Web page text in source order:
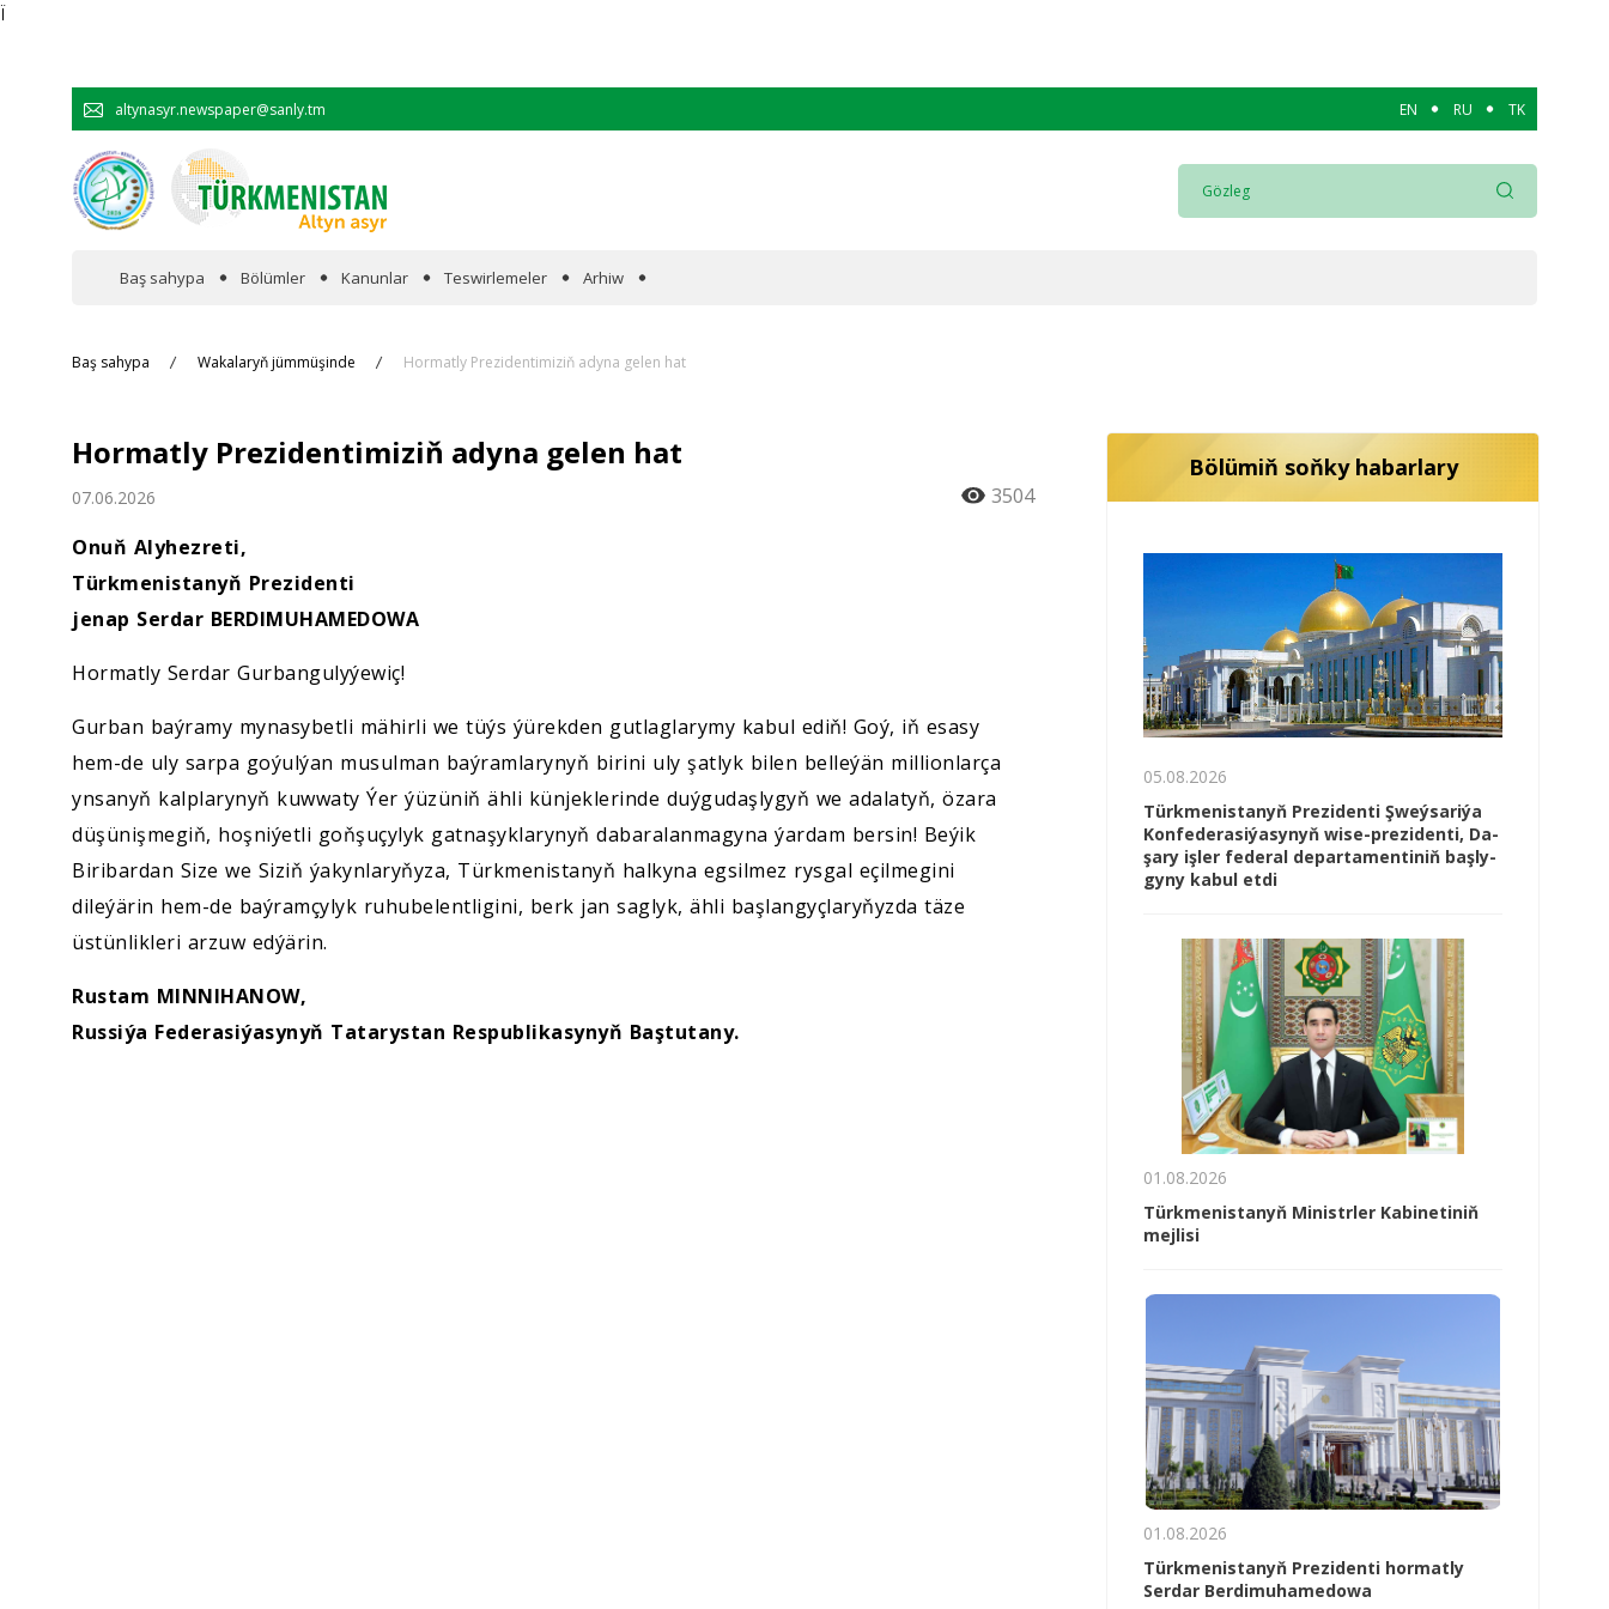
Ï
altynasyr.newspaper@sanly.tm EN RU TK
Baş sahypa Bölümler
Jemgyýet
Medeniýet
Kanunlar Teswirlemeler Arhiw
Baş sahypa Wakalaryň jümmüşinde Hormatly Prezidentimiziň adyna gelen hat
Hormatly Prezidentimiziň adyna gelen hat
07.06.2026
3504
Onuň Alyhezreti,
Türkmenistanyň Prezidenti
jenap Serdar BERDIMUHAMEDOWA
Hormatly Serdar Gurbangulyýewiç!
Gurban baýramy mynasybetli mähirli we tüýs ýürekden gutlaglarymy kabul ediň! Goý, iň esasy
hem-de uly sarpa goýulýan musulman baýramlarynyň birini uly şatlyk bilen belleýän millionlarça
ynsanyň kalplarynyň kuwwaty Ýer ýüzüniň ähli künjeklerinde duýgudaşlygyň we adalatyň, özara
düşünişmegiň, hoşniýetli goňşuçylyk gatnaşyklarynyň dabaralanmagyna ýardam bersin! Beýik
Biribardan Size we Siziň ýakynlaryňyza, Türkmenistanyň halkyna egsilmez rysgal eçilmegini
dileýärin hem-de baýramçylyk ruhubelentligini, berk jan saglyk, ähli başlangyçlaryňyzda täze
üstünlikleri arzuw edýärin.
Rustam MINNIHANOW,
Russiýa Federasiýasynyň Tatarystan Respublikasynyň Baştutany.
Bölümiň soňky habarlary
05.08.2026
Türk­me­nis­ta­nyň Prezidenti Şweý­sa­ri­ýa
Kon­fe­de­ra­si­ýa­sy­nyň wi­se-prezidenti, Da­
şa­ry iş­ler fe­de­ral de­par­ta­men­ti­niň baş­ly­
gy­ny ka­bul et­di
01.08.2026
Türkmenistanyň Ministrler Kabinetiniň
mejlisi
01.08.2026
Türkmenistanyň Prezidenti hormatly
Serdar Berdimuhamedowa